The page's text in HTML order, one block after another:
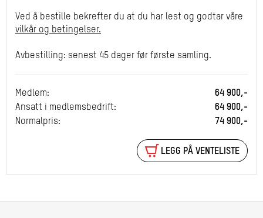
Ved å bestille bekrefter du at du har lest og godtar våre
vilkår og betingelser.
Avbestilling: senest 45 dager før første samling.
Medlem:
64 900,-
Ansatt i medlemsbedrift:
64 900,-
Normalpris:
74 900,-
LEGG PÅ VENTELISTE